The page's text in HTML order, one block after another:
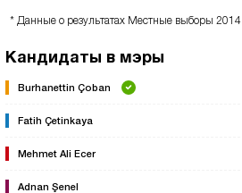
* Данные о результатах Местные выборы
Кандидаты в мэры
Burhanettin Çoban
Fatih Çetinkaya
Mehmet Ali Ecer
Adnan Şenel